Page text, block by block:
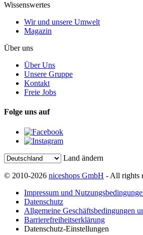
Wissenswertes
Wir und unsere Umwelt
Magazin
Über uns
Über Uns
Unsere Gruppe
Kontakt
Freie Jobs
Folge uns auf
Land ändern
© 2010-2026 niceshops GmbH - All rights
Impressum und
Datenschutz
Allgemeine Geschäftsbedingungen
Barrierefreiheitserklärung
Datenschutz-Einstellungen